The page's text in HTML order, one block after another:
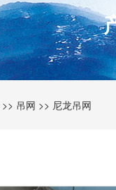
>> 吊网 >> 尼龙吊网